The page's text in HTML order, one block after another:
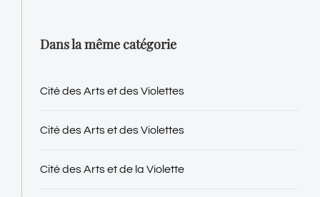
Dans la même catégorie
Cité des Arts et des Violettes
Cité des Arts et des Violettes
Cité des Arts et de la Violette